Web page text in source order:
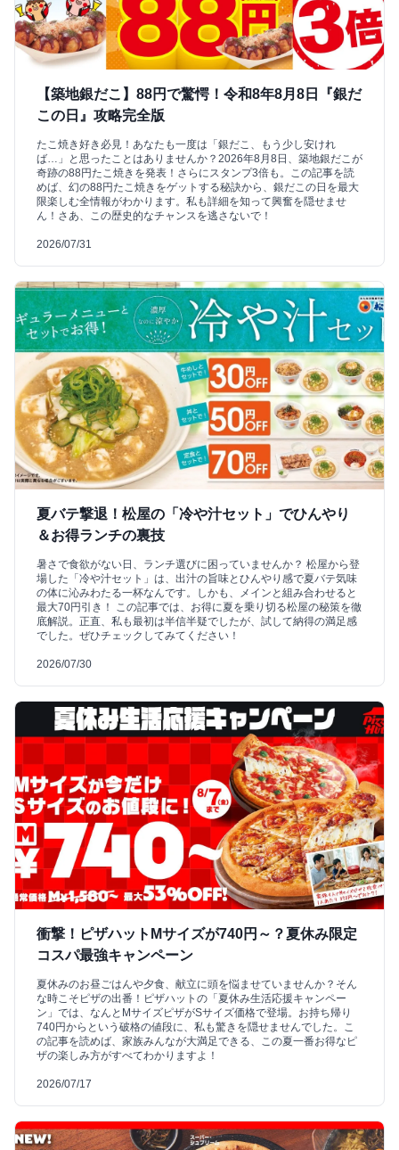
【築地銀だこ】88円で驚愕！令和8年8月8日『銀だ
この日』攻略完全版
たこ焼き好き必見！あなたも一度は「銀だこ、もう少し安けれ
ば…」と思ったことはありませんか？2026年8月8日、築地銀だこが
奇跡の88円たこ焼きを発表！さらにスタンプ3倍も。この記事を読
めば、幻の88円たこ焼きをゲットする秘訣から、銀だこの日を最大
限楽しむ全情報がわかります。私も詳細を知って興奮を隠せませ
ん！さあ、この歴史的なチャンスを逃さないで！
2026/07/31
夏バテ撃退！松屋の「冷や汁セット」でひんやり
＆お得ランチの裏技
暑さで食欲がない日、ランチ選びに困っていませんか？ 松屋から登
場した「冷や汁セット」は、出汁の旨味とひんやり感で夏バテ気味
の体に沁みわたる一杯なんです。しかも、メインと組み合わせると
最大70円引き！ この記事では、お得に夏を乗り切る松屋の秘策を徹
底解説。正直、私も最初は半信半疑でしたが、試して納得の満足感
でした。ぜひチェックしてみてください！
2026/07/30
衝撃！ピザハットMサイズが740円～？夏休み限定
コスパ最強キャンペーン
夏休みのお昼ごはんや夕食、献立に頭を悩ませていませんか？そん
な時こそピザの出番！ピザハットの「夏休み生活応援キャンペー
ン」では、なんとMサイズピザがSサイズ価格で登場。お持ち帰り
740円からという破格の値段に、私も驚きを隠せませんでした。こ
の記事を読めば、家族みんなが大満足できる、この夏一番お得なピ
ザの楽しみ方がすべてわかりますよ！
2026/07/17